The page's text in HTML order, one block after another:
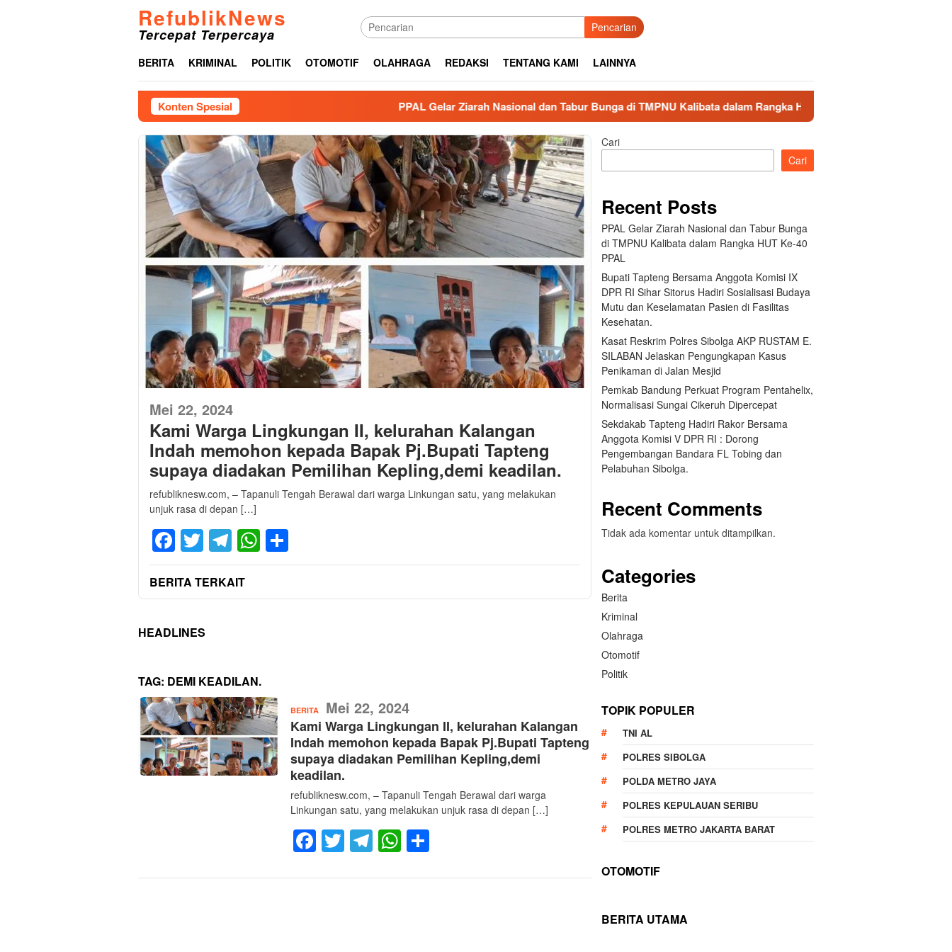
RefublikNews
Tercepat Terpercaya Pencarian
BERITA KRIMINAL POLITIK OTOMOTIF OLAHRAGA REDAKSI TENTANG KAMI LAINNYA
Konten Spesial PPAL Gelar Ziarah Nasional dan Tabur Bunga di TMPNU Kalibata dalam Rangka HUT Ke-40 PPAL
Mei 22, 2024
Kami Warga Lingkungan II, kelurahan Kalangan
Indah memohon kepada Bapak Pj.Bupati Tapteng
supaya diadakan Pemilihan Kepling,demi keadilan.
refubliknesw.com, – Tapanuli Tengah Berawal dari warga Linkungan satu, yang melakukan
unjuk rasa di depan […]
Facebook
Twitter
Telegram
WhatsApp
BERITA TERKAIT
HEADLINES
TAG: DEMI KEADILAN.
BERITARefublikNews
Mei 22, 2024
Kami Warga Lingkungan II, kelurahan Kalangan
Indah memohon kepada Bapak Pj.Bupati Tapteng
supaya diadakan Pemilihan Kepling,demi
keadilan.
refubliknesw.com, – Tapanuli Tengah Berawal dari warga
Linkungan satu, yang melakukan unjuk rasa di depan […]
Facebook
Twitter
Telegram
WhatsApp
Cari
Cari
Recent Posts
PPAL Gelar Ziarah Nasional dan Tabur Bunga
di TMPNU Kalibata dalam Rangka HUT Ke-40
PPAL
Bupati Tapteng Bersama Anggota Komisi IX
DPR RI Sihar Sitorus Hadiri Sosialisasi Budaya
Mutu dan Keselamatan Pasien di Fasilitas
Kesehatan.
Kasat Reskrim Polres Sibolga AKP RUSTAM E.
SILABAN Jelaskan Pengungkapan Kasus
Penikaman di Jalan Mesjid
Pemkab Bandung Perkuat Program Pentahelix,
Normalisasi Sungai Cikeruh Dipercepat
Sekdakab Tapteng Hadiri Rakor Bersama
Anggota Komisi V DPR RI : Dorong
Pengembangan Bandara FL Tobing dan
Pelabuhan Sibolga.
Recent Comments
Tidak ada komentar untuk ditampilkan.
Categories
Berita
Kriminal
Olahraga
Otomotif
Politik
TOPIK POPULER
TNI AL
POLRES SIBOLGA
POLDA METRO JAYA
POLRES KEPULAUAN SERIBU
POLRES METRO JAKARTA BARAT
OTOMOTIF
BERITA UTAMA